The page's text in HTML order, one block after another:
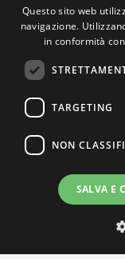
Questo sito web
navigazione.
in conformità
TARGETING
NON
SALVA E